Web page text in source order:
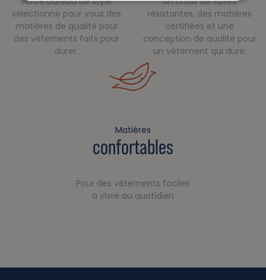
sélectionne pour vous des
matières de qualité pour
des vêtements faits pour
durer.
résistantes, des matières
certifiées et une
conception de qualité pour
un vêtement qui dure.
Matières
confortables
Pour des vêtements faciles
à vivre au quotidien